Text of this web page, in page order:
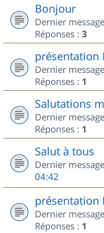
Bonjour
Dernier
Réponses : 3
présentation
Dernier
Réponses : 1
Salutations
Dernier
Réponses : 1
Salut à tous
Dernier
04:42
présentation
Dernier
Réponses : 1